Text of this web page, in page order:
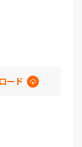
ード